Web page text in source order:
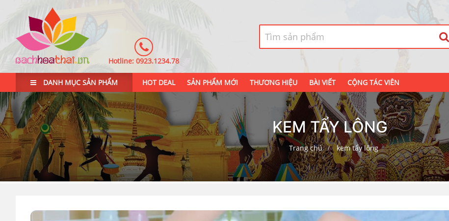
Hotline: 0923.1234.78
DANH MỤC SẢN PHẨM HOT DEAL SẢN PHẨM MỚI THƯƠNG HIỆU BÀI VIẾT CỘNG TÁC VIÊN
KEM TẨY LÔNG
Trang chủ kem tẩy lông